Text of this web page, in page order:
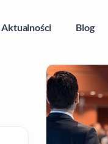
Aktualności Blog